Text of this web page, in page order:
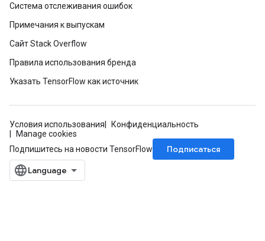
Система отслеживания ошибок
Примечания к выпускам
Сайт Stack Overflow
Правила использования бренда
Указать TensorFlow как источник
Условия использования
Конфиденциальность
Manage cookies
Подпишитесь на новости TensorFlow
Подписаться